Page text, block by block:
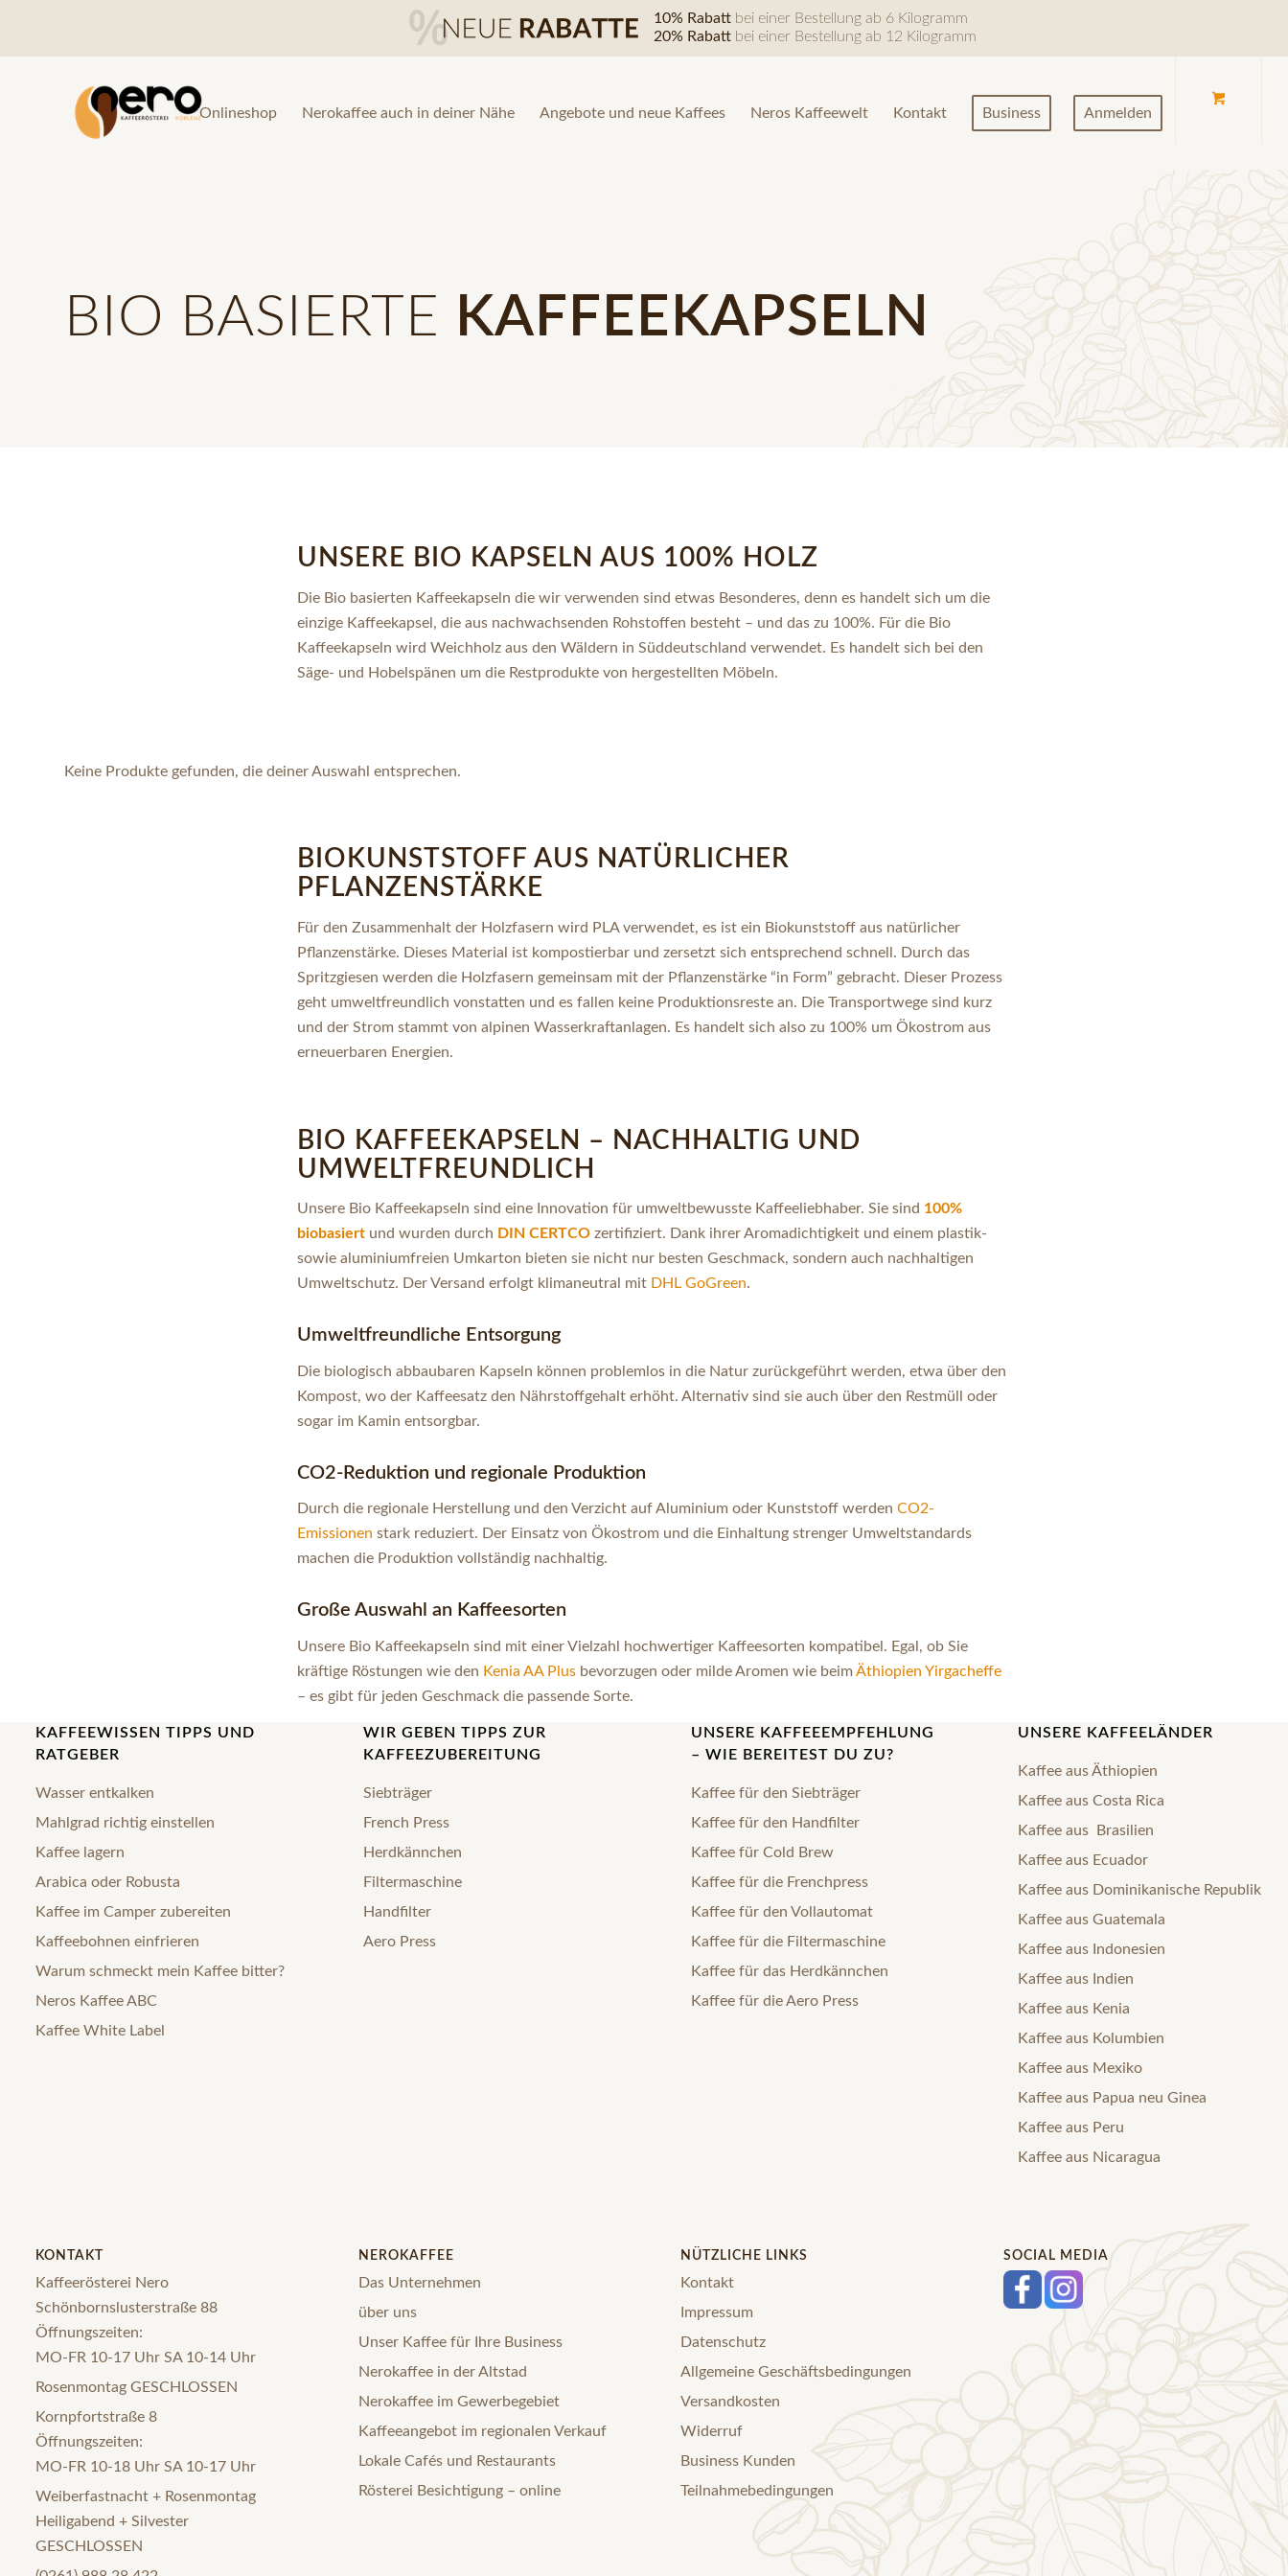
10% Rabattbei einer Bestellung ab 6 Kilogramm
20% Rabattbei einer Bestellung ab 12 Kilogramm
Onlineshop Nerokaffee auch in deiner Nähe Angebote und neue Kaffees Neros Kaffeewelt Kontakt Business Anmelden
BIO BASIERTE KAFFEEKAPSELN
UNSERE BIO KAPSELN AUS 100% HOLZ
Die Bio basierten Kaffeekapseln die wir verwenden sind etwas Besonderes, denn es handelt sich um die
einzige Kaffeekapsel, die aus nachwachsenden Rohstoffen besteht – und das zu 100%. Für die Bio
Kaffeekapseln wird Weichholz aus den Wäldern in Süddeutschland verwendet. Es handelt sich bei den
Säge- und Hobelspänen um die Restprodukte von hergestellten Möbeln.
Keine Produkte gefunden, die deiner Auswahl entsprechen.
BIOKUNSTSTOFF AUS NATÜRLICHER
PFLANZENSTÄRKE
Für den Zusammenhalt der Holzfasern wird PLA verwendet, es ist ein Biokunststoff aus natürlicher
Pflanzenstärke. Dieses Material ist kompostierbar und zersetzt sich entsprechend schnell. Durch das
Spritzgiesen werden die Holzfasern gemeinsam mit der Pflanzenstärke “in Form” gebracht. Dieser Prozess
geht umweltfreundlich vonstatten und es fallen keine Produktionsreste an. Die Transportwege sind kurz
und der Strom stammt von alpinen Wasserkraftanlagen. Es handelt sich also zu 100% um Ökostrom aus
erneuerbaren Energien.
BIO KAFFEEKAPSELN – NACHHALTIG UND
UMWELTFREUNDLICH
Unsere Bio Kaffeekapseln sind eine Innovation für umweltbewusste Kaffeeliebhaber. Sie sind 100%
biobasiert und wurden durch DIN CERTCO zertifiziert. Dank ihrer Aromadichtigkeit und einem plastik-
sowie aluminiumfreien Umkarton bieten sie nicht nur besten Geschmack, sondern auch nachhaltigen
Umweltschutz. Der Versand erfolgt klimaneutral mit DHL GoGreen.
Umweltfreundliche Entsorgung
Die biologisch abbaubaren Kapseln können problemlos in die Natur zurückgeführt werden, etwa über den
Kompost, wo der Kaffeesatz den Nährstoffgehalt erhöht. Alternativ sind sie auch über den Restmüll oder
sogar im Kamin entsorgbar.
CO2-Reduktion und regionale Produktion
Durch die regionale Herstellung und den Verzicht auf Aluminium oder Kunststoff werdenCO2-
Emissionen stark reduziert. Der Einsatz von Ökostrom und die Einhaltung strenger Umweltstandards
machen die Produktion vollständig nachhaltig.
Große Auswahl an Kaffeesorten
Unsere Bio Kaffeekapseln sind mit einer Vielzahl hochwertiger Kaffeesorten kompatibel. Egal, ob Sie
kräftige Röstungen wie den Kenia AA Plus bevorzugen oder milde Aromen wie beimÄthiopien Yirgacheffe
– es gibt für jeden Geschmack die passende Sorte.
KAFFEEWISSEN TIPPS UND
RATGEBER
Wasser entkalken
Mahlgrad richtig einstellen
Kaffee lagern
Arabica oder Robusta
Kaffee im Camper zubereiten
Kaffeebohnen einfrieren
Warum schmeckt mein Kaffee bitter?
Neros Kaffee ABC
Kaffee White Label
WIR GEBEN TIPPS ZUR
KAFFEEZUBEREITUNG
Siebträger
French Press
Herdkännchen
Filtermaschine
Handfilter
Aero Press
UNSERE KAFFEEEMPFEHLUNG
– WIE BEREITEST DU ZU?
Kaffee für den Siebträger
Kaffee für den Handfilter
Kaffee für Cold Brew
Kaffee für die Frenchpress
Kaffee für den Vollautomat
Kaffee für die Filtermaschine
Kaffee für das Herdkännchen
Kaffee für die Aero Press
UNSERE KAFFEELÄNDER
Kaffee aus Äthiopien
Kaffee aus Costa Rica
Kaffee aus Brasilien
Kaffee aus Ecuador
Kaffee aus Dominikanische Republik
Kaffee aus Guatemala
Kaffee aus Indonesien
Kaffee aus Indien
Kaffee aus Kenia
Kaffee aus Kolumbien
Kaffee aus Mexiko
Kaffee aus Papua neu Ginea
Kaffee aus Peru
Kaffee aus Nicaragua
KONTAKT
Kaffeerösterei Nero
Schönbornslusterstraße 88
Öffnungszeiten:
MO-FR 10-17 Uhr SA 10-14 Uhr
Rosenmontag GESCHLOSSEN
Kornpfortstraße 8
Öffnungszeiten:
MO-FR 10-18 Uhr SA 10-17 Uhr
Weiberfastnacht + Rosenmontag
Heiligabend + Silvester
GESCHLOSSEN
NEROKAFFEE
Das Unternehmen
über uns
Unser Kaffee für Ihre Business
Nerokaffee in der Altstad
Nerokaffee im Gewerbegebiet
Kaffeeangebot im regionalen Verkauf
Lokale Cafés und Restaurants
Rösterei Besichtigung – online
NÜTZLICHE LINKS
Kontakt
Impressum
Datenschutz
Allgemeine Geschäftsbedingungen
Versandkosten
Widerruf
Business Kunden
Teilnahmebedingungen
SOCIAL MEDIA